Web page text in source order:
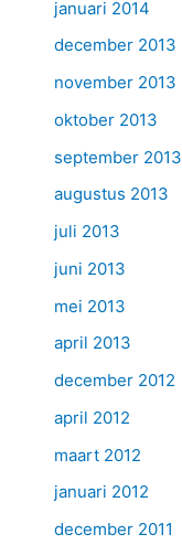
januari 2014
december 2013
november 2013
oktober 2013
september 2013
augustus 2013
juli 2013
juni 2013
mei 2013
april 2013
december 2012
april 2012
maart 2012
januari 2012
december 2011